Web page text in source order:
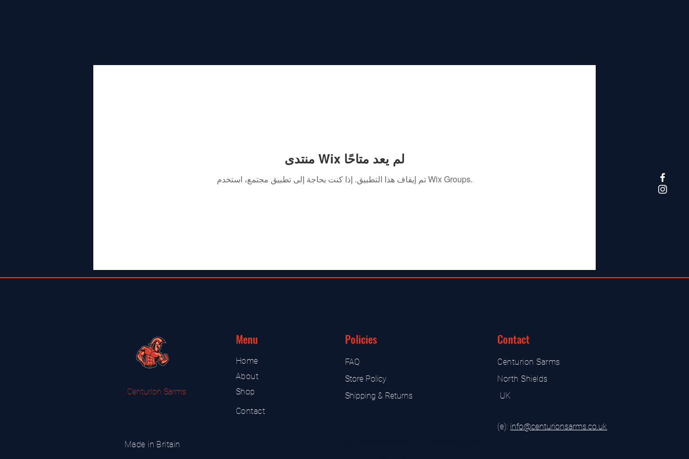
منتدى Wix لم يعد متاحًا
تم إيقاف هذا التطبيق. إذا كنت بحاجة إلى تطبيق مجتمع، استخدم Wix Groups.
Centurion Sarms
Made in Britain
Menu
Home
About
Shop
Contact
Policies
FAQ
Store Policy
Shipping & Returns
Contact
Centurion Sarms
North Shields
UK
(e): info@centurionsarms.co.uk